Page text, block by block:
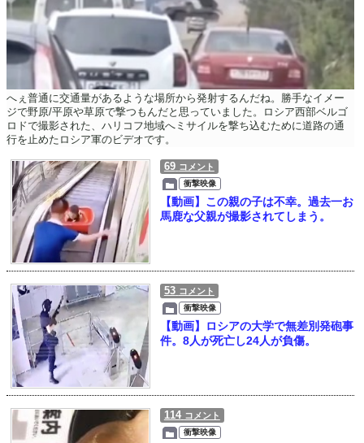
へぇ普通に交通量があるような場所から発射するんだね。勝手なイメー
ジで野原/平原や草原で撃つもんだと思っていました。ロシア西部ベルゴ
ロドで撮影された、ハリコフ地域へミサイルを撃ち込むために道路の通
行を止めたロシア軍のビデオです。
69 コメント
衝撃映像
【動画】この親の子は不幸。過去一お
馬鹿な父親が撮影されてしまう。
53 コメント
衝撃映像
【動画】ロシアの大学で無差別発砲事
件。8人が死亡し24人が負傷。
114 コメント
衝撃映像